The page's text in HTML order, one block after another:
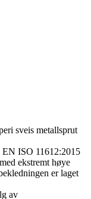
sveis metallsprut
EN ISO 11612:2015
ekstremt høye
er laget
av